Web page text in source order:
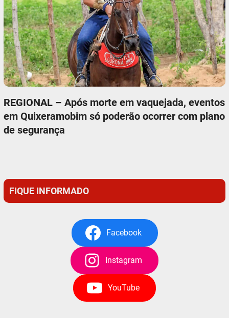
REGIONAL – Após morte em vaquejada, eventos
em Quixeramobim só poderão ocorrer com plano
de segurança
FIQUE INFORMADO
Facebook
Instagram
YouTube